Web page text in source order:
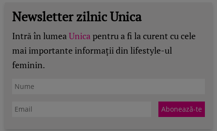
Newsletter zilnic Unica
Intră în lumeaUnicapentru a fi la curent cu cele
mai importante informații din lifestyle-ul
feminin.